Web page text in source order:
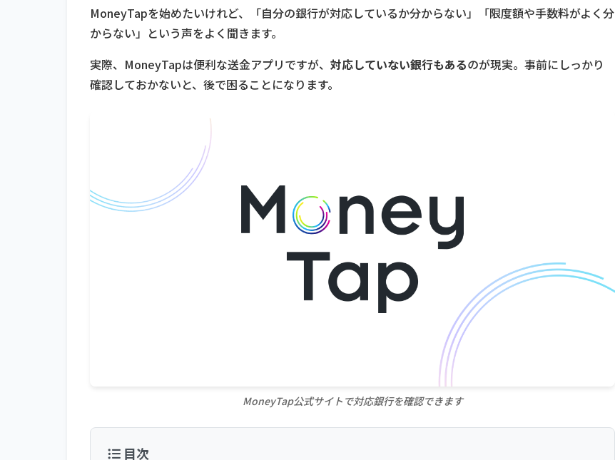
MoneyTapを始めたいけれど、「自分の銀行が対応しているか分からない」「限度額や手数料がよく分
からない」という声をよく聞きます。
実際、MoneyTapは便利な送金アプリですが、 対応していない銀行もあるのが現実。事前にしっかり
確認しておかないと、後で困ることになります。
MoneyTap公式サイトで対応銀行を確認できます
目次